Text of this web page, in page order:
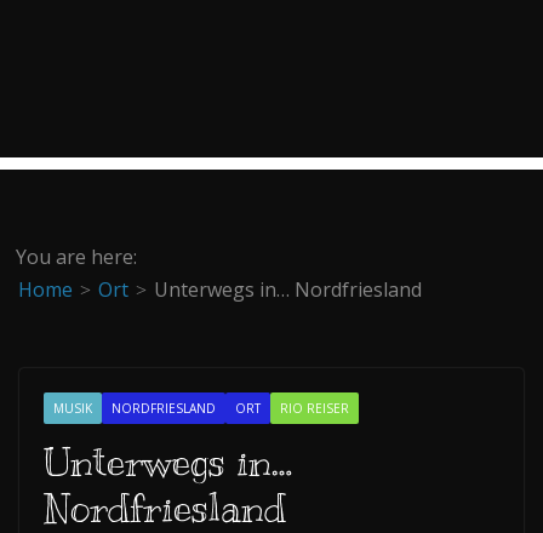
You are here:
Home
Ort Unterwegs in… Nordfriesland
MUSIK NORDFRIESLAND ORT RIO REISER
Unterwegs in…
Nordfriesland